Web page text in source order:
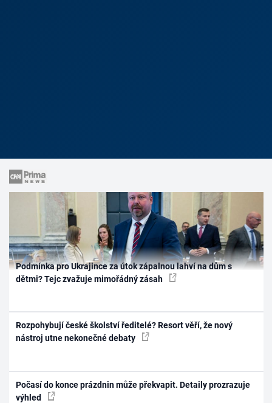
Podmínka pro Ukrajince za útok zápalnou lahví na dům s
dětmi? Tejc zvažuje mimořádný zásah
Rozpohybují české školství ředitelé? Resort věří, že nový
nástroj utne nekonečné debaty
Počasí do konce prázdnin může překvapit. Detaily prozrazuje
výhled